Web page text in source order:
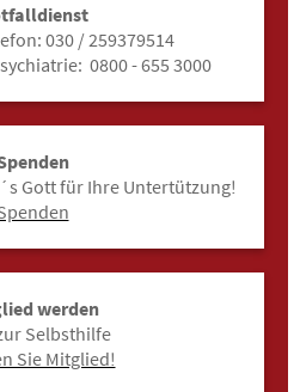
030 / 259379514
0800 - 655 3000
Gott für Ihre Untertützung!
werden
Selbsthilfe
Sie Mitglied!